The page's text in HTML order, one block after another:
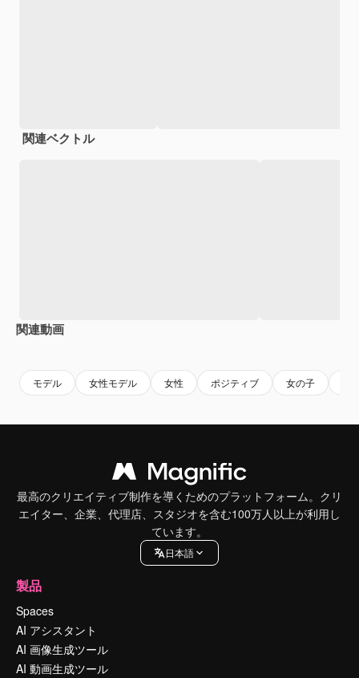
関連ベクトル
関連動画
モデル 女性モデル 女性 ポジティブ 女の子
最高のクリエイティブ制作を導くためのプラットフォーム。クリ
エイター、企業、代理店、スタジオを含む100万人以上が利用し
ています。
日本語
製品
Spaces
AI アシスタント
AI 画像生成ツール
AI 動画生成ツール